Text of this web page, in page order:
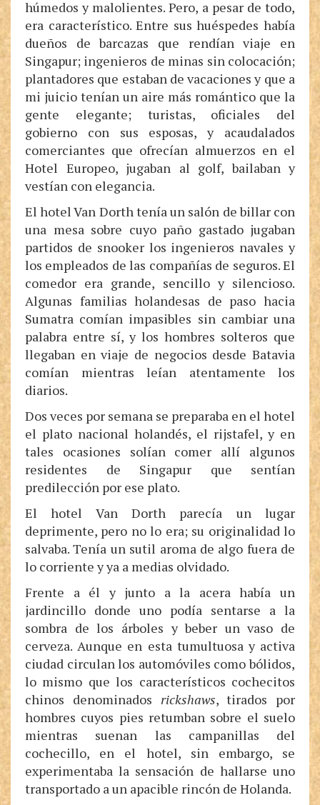
húmedos y malolientes. Pero, a pesar de todo,
era característico. Entre sus huéspedes había
dueños de barcazas que rendían viaje en
Singapur; ingenieros de minas sin colocación;
plantadores que estaban de vacaciones y que a
mi juicio tenían un aire más romántico que la
gente elegante; turistas, oficiales del
gobierno con sus esposas, y acaudalados
comerciantes que ofrecían almuerzos en el
Hotel Europeo, jugaban al golf, bailaban y
vestían con elegancia.
El hotel Van Dorth tenía un salón de billar con
una mesa sobre cuyo paño gastado jugaban
partidos de snooker los ingenieros navales y
los empleados de las compañías de seguros. El
comedor era grande, sencillo y silencioso.
Algunas familias holandesas de paso hacia
Sumatra comían impasibles sin cambiar una
palabra entre sí, y los hombres solteros que
llegaban en viaje de negocios desde Batavia
comían mientras leían atentamente los
diarios.
Dos veces por semana se preparaba en el hotel
el plato nacional holandés, el rijstafel, y en
tales ocasiones solían comer allí algunos
residentes de Singapur que sentían
predilección por ese plato.
El hotel Van Dorth parecía un lugar
deprimente, pero no lo era; su originalidad lo
salvaba. Tenía un sutil aroma de algo fuera de
lo corriente y ya a medias olvidado.
Frente a él y junto a la acera había un
jardincillo donde uno podía sentarse a la
sombra de los árboles y beber un vaso de
cerveza. Aunque en esta tumultuosa y activa
ciudad circulan los automóviles como bólidos,
lo mismo que los característicos cochecitos
chinos denominados rickshaws, tirados por
hombres cuyos pies retumban sobre el suelo
mientras suenan las campanillas del
cochecillo, en el hotel, sin embargo, se
experimentaba la sensación de hallarse uno
transportado a un apacible rincón de Holanda.